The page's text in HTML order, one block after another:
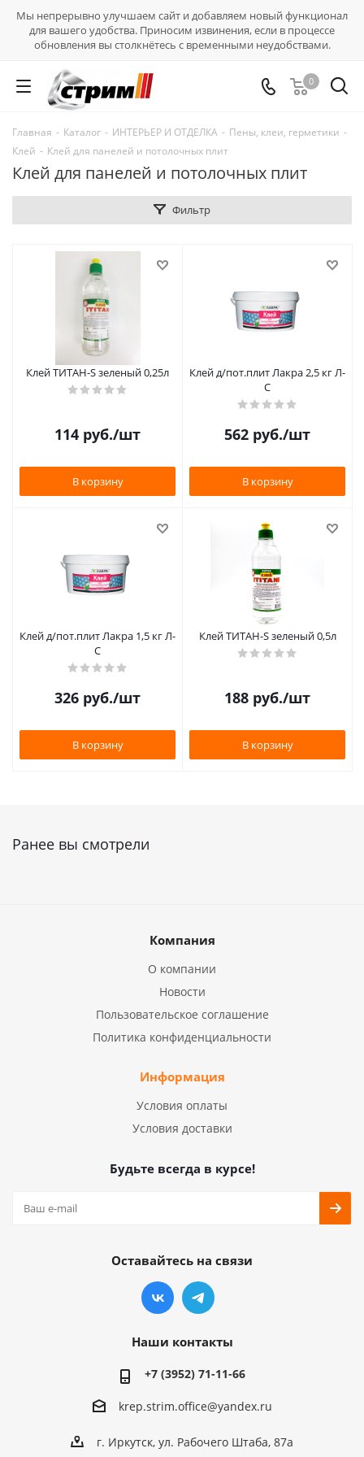
Мы непрерывно улучшаем сайт и добавляем новый функционал
для вашего удобства. Приносим извинения, если в процессе
обновления вы столкнётесь с временными неудобствами.
0
Главная - Каталог - ИНТЕРЬЕР И ОТДЕЛКА - Пены, клеи, герметики -
Клей - Клей для панелей и потолочных плит
Клей для панелей и потолочных плит
Фильтр
Клей ТИТАН-S зеленый 0,25л
114 руб./шт
В корзину
Клей д/пот.плит Лакра 2,5 кг Л-
С
562 руб./шт
В корзину
Клей д/пот.плит Лакра 1,5 кг Л-
С
326 руб./шт
В корзину
Клей ТИТАН-S зеленый 0,5л
188 руб./шт
В корзину
Ранее вы смотрели
Компания
О компании
Новости
Пользовательское соглашение
Политика конфиденциальности
Информация
Условия оплаты
Условия доставки
Будьте всегда в курсе!
Оставайтесь на связи
Наши контакты
+7 (3952) 71-11-66
krep.strim.office@yandex.ru
г. Иркутск, ул. Рабочего Штаба, 87а